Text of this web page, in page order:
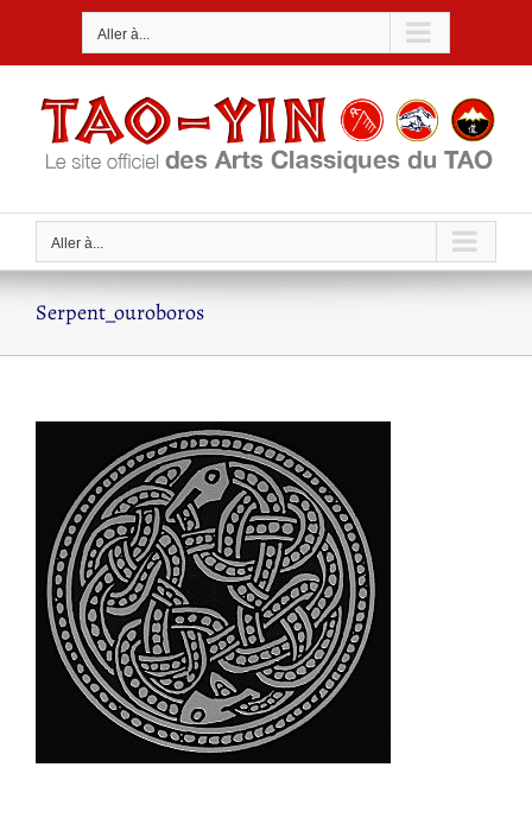
Aller à...
Aller à...
Serpent_ouroboros